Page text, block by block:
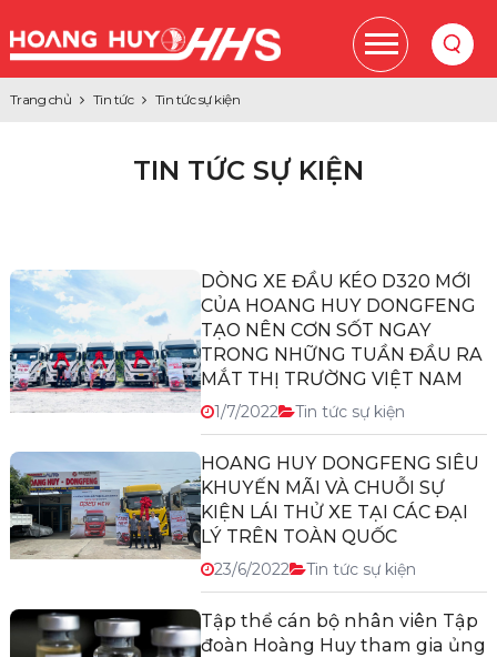
Trang chủ Tin tức Tin tức sự kiện
TIN TỨC SỰ KIỆN
DÒNG XE ĐẦU KÉO D320 MỚI
CỦA HOANG HUY DONGFENG
TẠO NÊN CƠN SỐT NGAY
TRONG NHỮNG TUẦN ĐẦU RA
MẮT THỊ TRƯỜNG VIỆT NAM
1/7/2022 Tin tức sự kiện
HOANG HUY DONGFENG SIÊU
KHUYẾN MÃI VÀ CHUỖI SỰ
KIỆN LÁI THỬ XE TẠI CÁC ĐẠI
LÝ TRÊN TOÀN QUỐC
23/6/2022 Tin tức sự kiện
Tập thể cán bộ nhân viên Tập
đoàn Hoàng Huy tham gia ủng